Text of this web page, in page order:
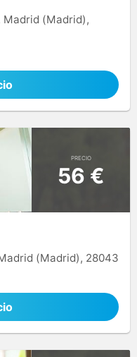
Madrid (Madrid),
PRECIO
56 €
(Madrid), 28043